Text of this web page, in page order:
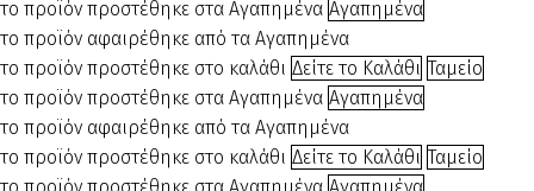
το προϊόν προστέθηκε στα Αγαπημένα Αγαπημένα
το προϊόν αφαιρέθηκε από τα Αγαπημένα
το προϊόν προστέθηκε στο καλάθι Δείτε το Καλάθι Ταμείο
το προϊόν προστέθηκε στα Αγαπημένα Αγαπημένα
το προϊόν αφαιρέθηκε από τα Αγαπημένα
το προϊόν προστέθηκε στο καλάθι Δείτε το Καλάθι Ταμείο